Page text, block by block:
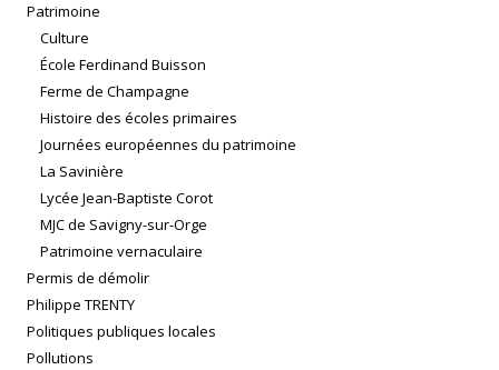
Patrimoine
Culture
École Ferdinand Buisson
Ferme de Champagne
Histoire des écoles primaires
Journées européennes du patrimoine
La Savinière
Lycée Jean-Baptiste Corot
MJC de Savigny-sur-Orge
Patrimoine vernaculaire
Permis de démolir
Philippe TRENTY
Politiques publiques locales
Pollutions